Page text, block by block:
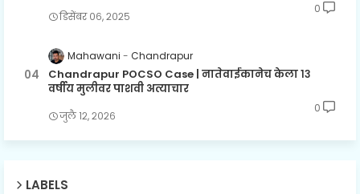
डिसेंबर ०६, २०२५
0
Mahawani Chandrapur
Chandrapur POCSO Case | नातेवाईकानेच केला १३
वर्षीय मुलीवर पाशवी अत्याचार
जुलै १२, २०२६
0
LABELS